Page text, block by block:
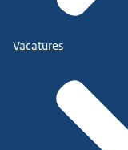
Vacatures